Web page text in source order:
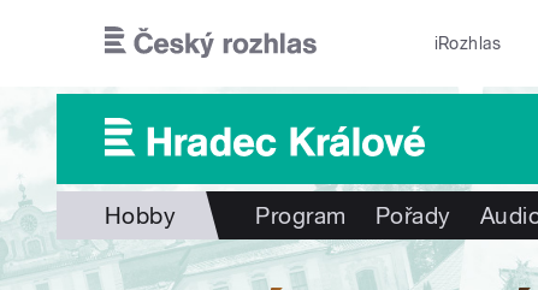
iRozhlas
Hobby Program Pořady